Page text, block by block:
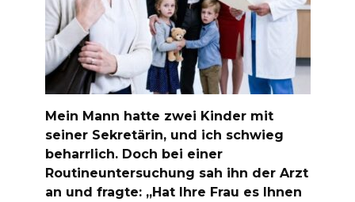
Mein Mann hatte zwei Kinder mit
seiner Sekretärin, und ich schwieg
beharrlich. Doch bei einer
Routineuntersuchung sah ihn der Arzt
an und fragte: „Hat Ihre Frau es Ihnen